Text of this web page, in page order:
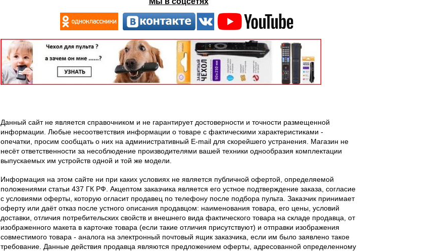
Данный сайт не является справочником и не гарантирует достоверности и точности размещенной
информации. Любые несоответствия информации о товаре с фактическими характеристиками -
опечатки, просим сообщать о них на административный E-mail для скорейшего устранения. Магазин не
несёт ответственности за несоблюдение производителями вашей техники однообразия комплектации
выпускаемых им устройств одной и той же модели.
Информация на этом сайте ни при каких условиях не является публичной офертой, определяемой
положениями статьи 437 ГК РФ. Акцептом заказчика является его устное подтверждение заказа, согласие
с условиями оферты, которую огласит продавец по телефону после подбора пульта. Заказчик принимает
оферту или даёт отказ после устного описания продавцом: наименования товара, его цены, условий
доставки, отличия потребительских свойств и внешнего вида фактического товара на складе продавца, от
изображенного макета в карточке товара (если такие отличия присутствуют) и отправки изображения
совместимого товара - аналога на электронный почтовый ящик заказчика, если им было заявлено такое
требование. Данные действия продавца являются предложением оферты, адресованной определенному